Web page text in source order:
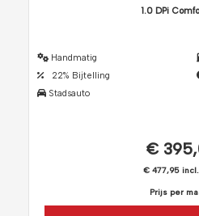
1.0 DPi
Handmatig
22% Bijtelling
Stadsauto
€
€ 477,95 incl.
Prijs per